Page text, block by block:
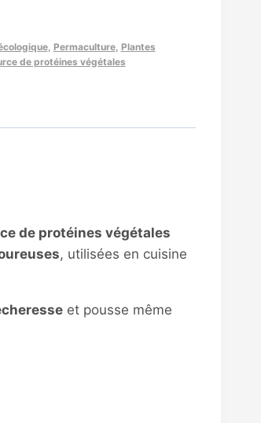
, Permaculture, Plantes
de protéines végétales
de protéines végétales
, utilisées en cuisine
et pousse même